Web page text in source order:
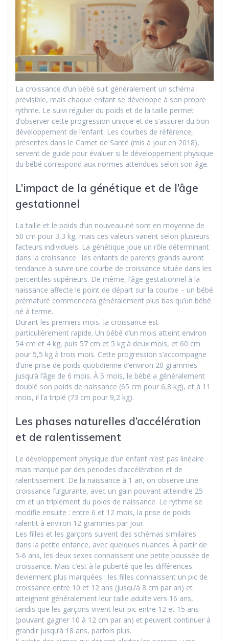
La croissance d’un bébé suit généralement un schéma
prévisible, mais chaque enfant se développe à son propre
rythme. Le suivi régulier du poids et de la taille permet
d’observer cette progression unique et de s’assurer du bon
développement de l’enfant. Les courbes de référence,
présentes dans le Carnet de Santé (mis à jour en 2018),
servent de guide pour évaluer si le développement physique
du bébé correspond aux normes attendues selon son âge.
L’impact de la génétique et de l’âge
gestationnel
La taille et le poids d’un nouveau-né sont en moyenne de
50 cm pour 3,3 kg, mais ces valeurs varient selon plusieurs
facteurs individuels. La génétique joue un rôle déterminant
dans la croissance : les enfants de parents grands auront
tendance à suivre une courbe de croissance située dans les
percentiles supérieurs. De même, l’âge gestationnel à la
naissance affecte le point de départ sur la courbe – un bébé
prématuré commencera généralement plus bas qu’un bébé
né à terme.
Durant les premiers mois, la croissance est
particulièrement rapide. Un bébé d’un mois atteint environ
54 cm et 4 kg, puis 57 cm et 5 kg à deux mois, et 60 cm
pour 5,5 kg à trois mois. Cette progression s’accompagne
d’une prise de poids quotidienne d’environ 20 grammes
jusqu’à l’âge de 6 mois. À 5 mois, le bébé a généralement
doublé son poids de naissance (65 cm pour 6,8 kg), et à 11
mois, il l’a triplé (73 cm pour 9,2 kg).
Les phases naturelles d’accélération
et de ralentissement
Le développement physique d’un enfant n’est pas linéaire
mais marqué par des périodes d’accélération et de
ralentissement. De la naissance à 1 an, on observe une
croissance fulgurante, avec un gain pouvant atteindre 25
cm et un triplement du poids de naissance. Le rythme se
modifie ensuite : entre 6 et 12 mois, la prise de poids
ralentit à environ 12 grammes par jour.
Les filles et les garçons suivent des schémas similaires
dans la petite enfance, avec quelques nuances. À partir de
5-6 ans, les deux sexes connaissent une petite poussée de
croissance. Mais c’est à la puberté que les différences
deviennent plus marquées : les filles connaissent un pic de
croissance entre 10 et 12 ans (jusqu’à 8 cm par an) et
atteignent généralement leur taille adulte vers 16 ans,
tandis que les garçons vivent leur pic entre 12 et 15 ans
(pouvant gagner 10 à 12 cm par an) et peuvent continuer à
grandir jusqu’à 18 ans, parfois plus.